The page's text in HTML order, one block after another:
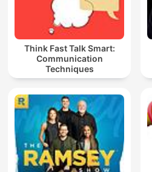
Think Fast Talk Smart:
Communication
Techniques